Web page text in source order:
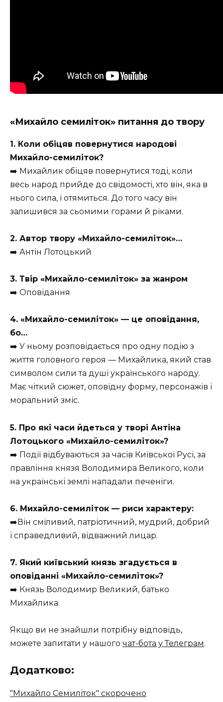
«Михайло семиліток» питання до твору
1. Коли обіцяв повернутися народові
Михайло-семиліток?
➡️ Михайлик обіцяв повернутися тоді, коли
весь народ прийде до свідомості, хто він, яка в
нього сила, і отямиться. До того часу він
залишився за сьомими горами й ріками.
2. Автор твору «Михайло-семиліток»…
➡️ Антін Лотоцький
3. Твір «Михайло-семиліток» за жанром
➡️ Оповідання
4. «Михайло-семиліток» — це оповідання,
бо…
➡️ У ньому розповідається про одну подію з
життя головного героя — Михайлика, який став
символом сили та душі українського народу.
Має чіткий сюжет, оповідну форму, персонажів і
моральний зміс.
5. Про які часи йдеться у творі Антіна
Лотоцького «Михайло-семиліток»?
➡️ Події відбуваються за часів Київської Русі, за
правління князя Володимира Великого, коли
на українські землі нападали печеніги.
6. Михайло-семиліток — риси характеру:
➡️Він сміливий, патріотичний, мудрий, добрий
і справедливий, відважний лицар.
7. Який київський князь згадується в
оповіданні «Михайло-семиліток»?
➡️ Князь Володимир Великий, батько
Михайлика.
Якщо ви не знайшли потрібну відповідь,
можете запитати у нашого чат-бота у Телеграм.
Додатково:
"Михайло Семиліток" скорочено